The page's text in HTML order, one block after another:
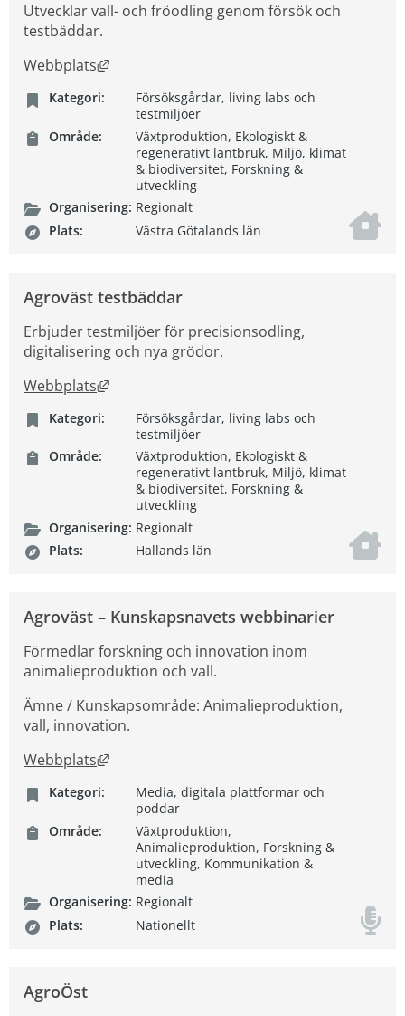
Utvecklar vall- och fröodling genom försök och
testbäddar.
Webbplats
Länk till annan webbplats, öppnas i nytt
Kategori:
Försöksgårdar, living labs och
testmiljöer
Område:
Växtproduktion, Ekologiskt &
regenerativt lantbruk, Miljö, klimat
& biodiversitet, Forskning &
utveckling
Organisering: Regionalt
Plats:
Västra Götalands län
Agroväst testbäddar
Erbjuder testmiljöer för precisionsodling,
digitalisering och nya grödor.
Webbplats
Länk till annan webbplats, öppnas i nytt
Kategori:
Försöksgårdar, living labs och
testmiljöer
Område:
Växtproduktion, Ekologiskt &
regenerativt lantbruk, Miljö, klimat
& biodiversitet, Forskning &
utveckling
Organisering: Regionalt
Plats:
Hallands län
Agroväst – Kunskapsnavets webbinarier
Förmedlar forskning och innovation inom
animalieproduktion och vall.
Ämne / Kunskapsområde: Animalieproduktion,
vall, innovation.
Webbplats
Länk till annan webbplats, öppnas i nytt
Kategori:
Media, digitala plattformar och
poddar
Område:
Växtproduktion,
Animalieproduktion, Forskning &
utveckling, Kommunikation &
media
Organisering: Regionalt
Plats:
Nationellt
AgroÖst